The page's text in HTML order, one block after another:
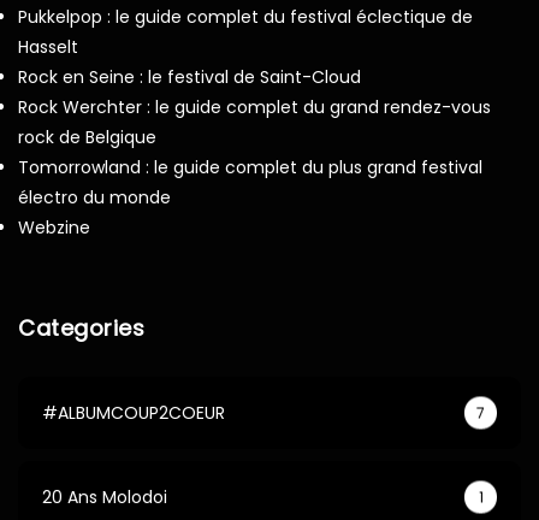
Pukkelpop : le guide complet du festival éclectique de
Hasselt
Rock en Seine : le festival de Saint-Cloud
Rock Werchter : le guide complet du grand rendez-vous
rock de Belgique
Tomorrowland : le guide complet du plus grand festival
électro du monde
Webzine
Categories
#ALBUMCOUP2COEUR 7
20 Ans Molodoi 1